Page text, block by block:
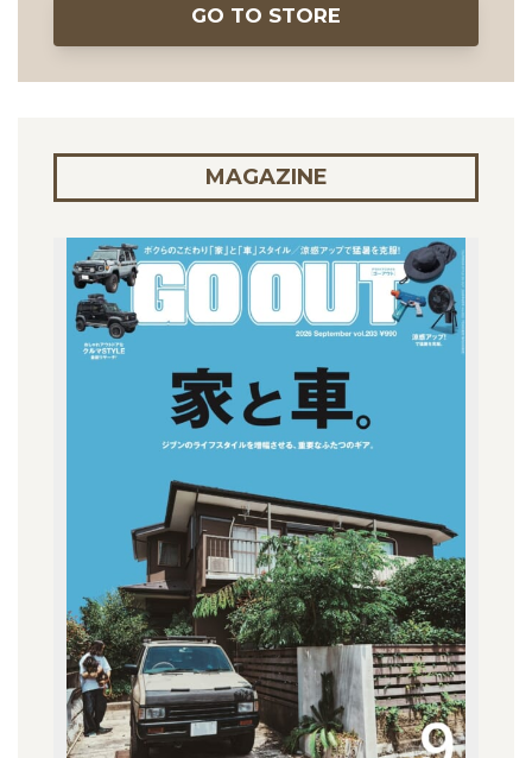
GO TO STORE
MAGAZINE